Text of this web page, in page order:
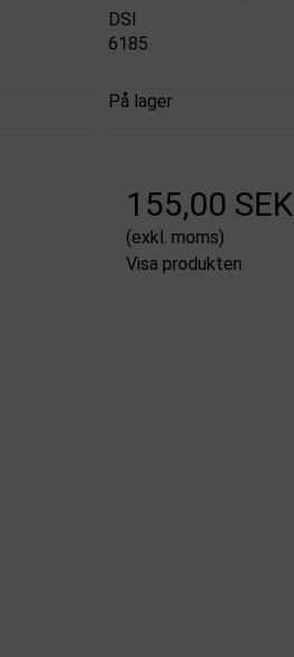
DSI
6185
På lager
155,00 SEK
(exkl. moms)
Visa produkten